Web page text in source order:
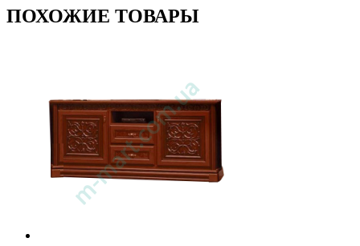
ПОХОЖИЕ ТОВАРЫ